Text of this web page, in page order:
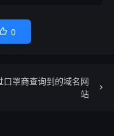
0
口罩商查询到的域名网
站